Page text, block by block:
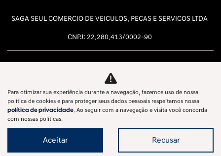
SAGA SEUL COMERCIO DE VEICULOS, PECAS E SERVICOS LTDA
CNPJ: 22.280.413/0002-90
Desacelere. Seu bem maior é a
vida.
Para otimizar sua experiência durante a navegação, fazemos uso de nossa
política de cookies e para proteger seus dados pessoais respeitamos nossa
política de privacidade. Ao seguir com a navegação e visita você concorda
com nossas políticas.
Aceitar Recusar